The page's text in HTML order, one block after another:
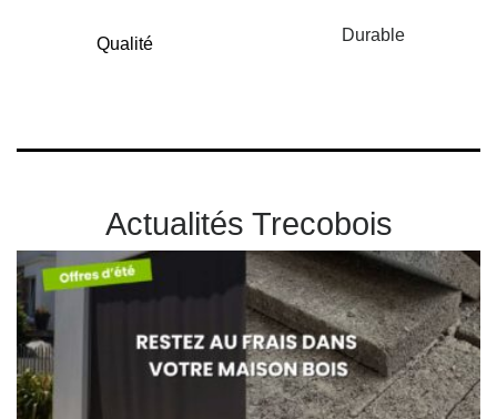
Qualité Durable
Actualités Trecobois